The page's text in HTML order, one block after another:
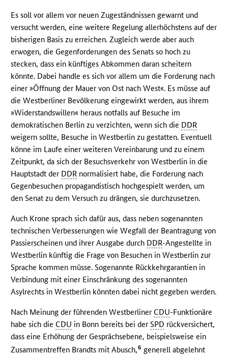
Es soll vor allem vor neuen Zugeständnissen gewarnt und
versucht werden, eine weitere Regelung allerhöchstens auf der
bisherigen Basis zu erreichen. Zugleich werde aber auch
erwogen, die Gegenforderungen des Senats so hoch zu
stecken, dass ein künftiges Abkommen daran scheitern
könnte. Dabei handle es sich vor allem um die Forderung nach
einer »Öffnung der Mauer von Ost nach West«. Es müsse auf
die Westberliner Bevölkerung eingewirkt werden, aus ihrem
»Widerstandswillen« heraus notfalls auf Besuche im
demokratischen Berlin zu verzichten, wenn sich die DDR
weigern sollte, Besuche in Westberlin zu gestatten. Eventuell
könne im Laufe einer weiteren Vereinbarung und zu einem
Zeitpunkt, da sich der Besuchsverkehr von Westberlin in die
Hauptstadt der DDR normalisiert habe, die Forderung nach
Gegenbesuchen propagandistisch hochgespielt werden, um
den Senat zu dem Versuch zu drängen, sie durchzusetzen.
Auch Krone sprach sich dafür aus, dass neben sogenannten
technischen Verbesserungen wie Wegfall der Beantragung von
Passierscheinen und ihrer Ausgabe durch DDR-Angestellte in
Westberlin künftig die Frage von Besuchen in Westberlin zur
Sprache kommen müsse. Sogenannte Rückkehrgarantien in
Verbindung mit einer Einschränkung des sogenannten
Asylrechts in Westberlin könnten dabei nicht gegeben werden.
Nach Meinung der führenden Westberliner CDU-Funktionäre
habe sich die CDU in Bonn bereits bei derSPD rückversichert,
dass eine Erhöhung der Gesprächsebene, beispielsweise ein
Zusammentreffen Brandts mit Abusch,6 generell abgelehnt